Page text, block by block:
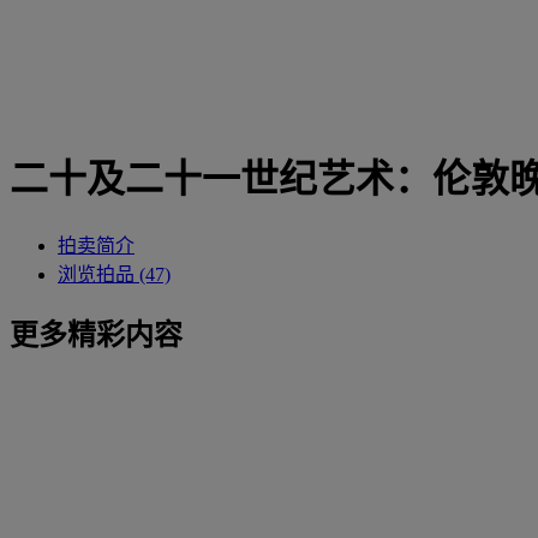
二十及二十一世纪艺术：伦敦
拍卖简介
浏览拍品 (47)
更多精彩内容